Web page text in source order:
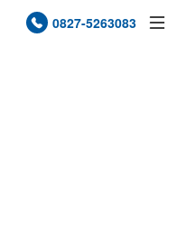
0827-5263083